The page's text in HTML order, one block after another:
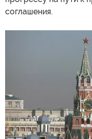
соглашения.